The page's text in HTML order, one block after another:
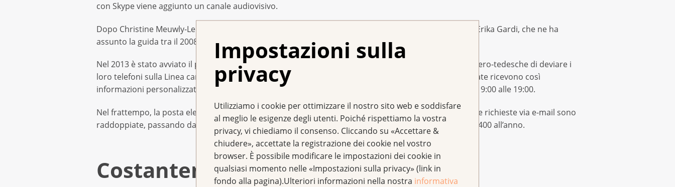
Impostazioni sulla
privacy
Utilizziamo i cookie per ottimizzare il nostro sito web e soddisfare
al meglio le esigenze degli utenti. Poiché rispettiamo la vostra
privacy, vi chiediamo il consenso. Cliccando su «Accettare &
chiudere», accettate la registrazione dei cookie nel vostro
browser. È possibile modificare le impostazioni dei cookie in
qualsiasi momento nelle «Impostazioni sulla privacy» (link in
fondo alla pagina).Ulteriori informazioni nella nostra informativa
con Skype viene aggiunto un canale audiovisivo.
Dopo Christine Meuwly-Leuenberger il team della Linea cancro è stato diretto da Sylvia Den e poi da Erika Gardi, che ne ha
assunto la guida tra il 2008 e il 2015.
Nel 2013 è stato avviato il progetto «Krebstelefon plus» che consente alle Leghe contro il cancro svizzero-tedesche di deviare i
loro telefoni sulla Linea cancro quando gli uffici sono chiusi o in caso di assenza. Le persone interessate ricevono così
informazioni personalizzate. Grazie al nuovo sistema di turni, ora la Linea cancro è raggiungibile dalle 9:00 alle 19:00.
Nel frattempo, la posta elettronica ha quasi completamente sostituito le lettere. Tra il 2015 e il 2018, le richieste via e-mail sono
raddoppiate, passando da 700 a 1565, mentre le consulenze via chat sono quintuplicate, arrivando a 400 all’anno.
Costantemente al passo coi tempi